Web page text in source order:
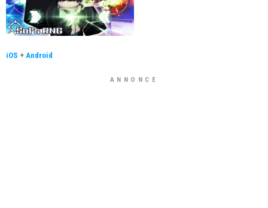
iOS + Android
ANNONCE